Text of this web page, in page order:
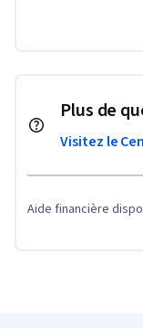
Plus de
Visitez le
Aide financière